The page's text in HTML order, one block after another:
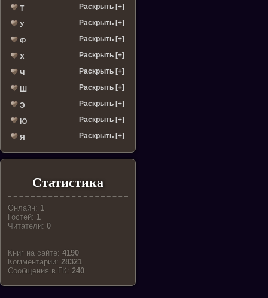
Т Раскрыть [+]
У Раскрыть [+]
Ф Раскрыть [+]
Х Раскрыть [+]
Ч Раскрыть [+]
Ш Раскрыть [+]
Э Раскрыть [+]
Ю Раскрыть [+]
Я Раскрыть [+]
Статистика
Онлайн: 1
Гостей: 1
Читатели:0
Книг на сайте:4190
Комментарии:28321
Cообщения в ГК:240